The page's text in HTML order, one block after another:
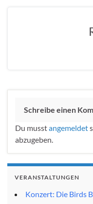
Schreibe einen
Du musstangemeldet
abzugeben.
VERANSTALTUNGEN
Konzert: Die Birds